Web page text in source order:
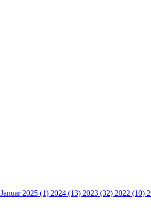
Januar 2025 (1) 2024 (13) 2023 (32) 2022 (10)